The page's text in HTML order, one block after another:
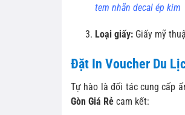
tem nhãn decal ép kim
Loại giấy: Giấy mỹ
Đặt In Voucher Du
Tự hào là đối tác cung cấp
Gòn Giá Rẻ cam kết: